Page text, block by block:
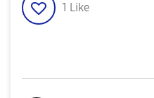
1 Like